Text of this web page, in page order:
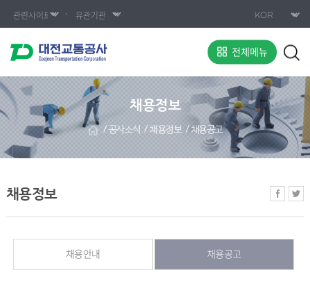
전체메뉴
채용정보
공사소식 채용정보 채용공고
채용정보
채용안내 채용공고